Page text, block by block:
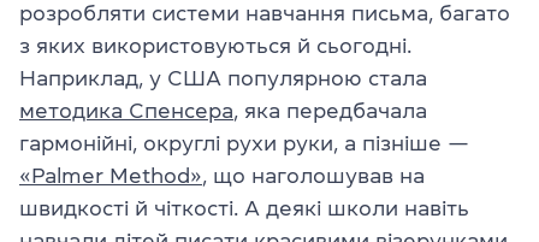
розробляти системи навчання письма, багато
з яких використовуються й сьогодні.
Наприклад, у США популярною стала
методика Спенсера , яка передбачала
гармонійні, округлі рухи руки, а пізніше —
«Palmer Method» , що наголошував на
швидкості й чіткості. А деякі школи навіть